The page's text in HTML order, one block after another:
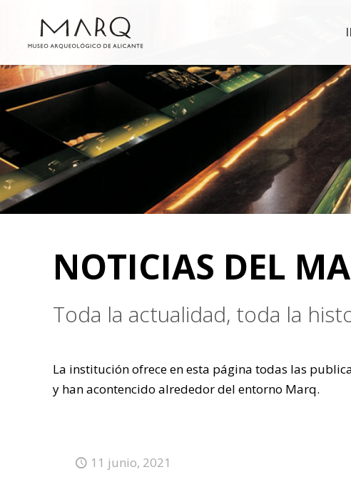
NOTICIAS DEL
Toda la actualidad, toda la
La institución ofrece en esta página todas las
y han acontencido alrededor del entorno Marq.
11 junio, 2021